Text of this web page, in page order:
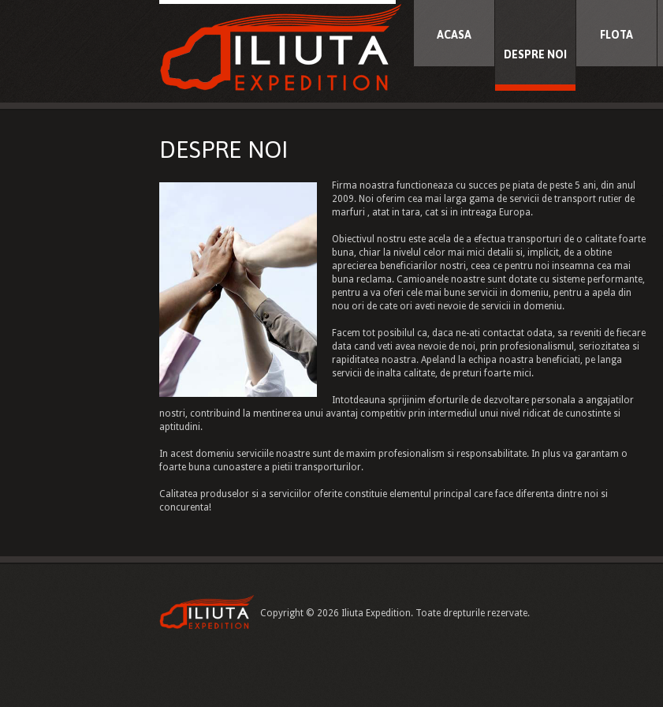
ACASA
DESPRE NOI
FLOTA
DESPRE NOI
Firma noastra functioneaza cu succes pe piata de peste 5 ani, din anul
2009. Noi oferim cea mai larga gama de servicii de transport rutier de
marfuri , atat in tara, cat si in intreaga Europa.
Obiectivul nostru este acela de a efectua transporturi de o calitate foarte
buna, chiar la nivelul celor mai mici detalii si, implicit, de a obtine
aprecierea beneficiarilor nostri, ceea ce pentru noi inseamna cea mai
buna reclama. Camioanele noastre sunt dotate cu sisteme performante,
pentru a va oferi cele mai bune servicii in domeniu, pentru a apela din
nou ori de cate ori aveti nevoie de servicii in domeniu.
Facem tot posibilul ca, daca ne-ati contactat odata, sa reveniti de fiecare
data cand veti avea nevoie de noi, prin profesionalismul, seriozitatea si
rapiditatea noastra. Apeland la echipa noastra beneficiati, pe langa
servicii de inalta calitate, de preturi foarte mici.
Intotdeauna sprijinim eforturile de dezvoltare personala a angajatilor
nostri, contribuind la mentinerea unui avantaj competitiv prin intermediul unui nivel ridicat de cunostinte si
aptitudini.
In acest domeniu serviciile noastre sunt de maxim profesionalism si responsabilitate. In plus va garantam o
foarte buna cunoastere a pietii transporturilor.
Calitatea produselor si a serviciilor oferite constituie elementul principal care face diferenta dintre noi si
concurenta!
Copyright © 2026 Iliuta Expedition. Toate drepturile rezervate.